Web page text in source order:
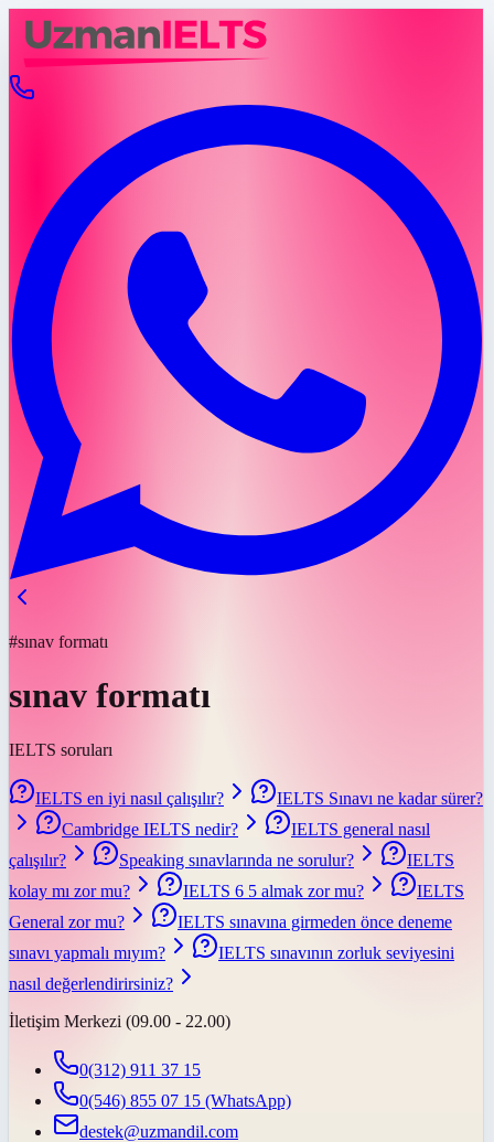
#sınav formatı
sınav formatı
IELTS soruları
IELTS en iyi nasıl çalışılır?
IELTS Sınavı ne kadar sürer?
Cambridge IELTS nedir?
IELTS general nasıl
çalışılır?
Speaking sınavlarında ne sorulur?
IELTS
kolay mı zor mu?
IELTS 6 5 almak zor mu?
IELTS
General zor mu?
IELTS sınavına girmeden önce deneme
sınavı yapmalı mıyım?
IELTS sınavının zorluk seviyesini
nasıl değerlendirirsiniz?
İletişim Merkezi (09.00 - 22.00)
0(312) 911 37 15
0(546) 855 07 15 (WhatsApp)
destek@uzmandil.com